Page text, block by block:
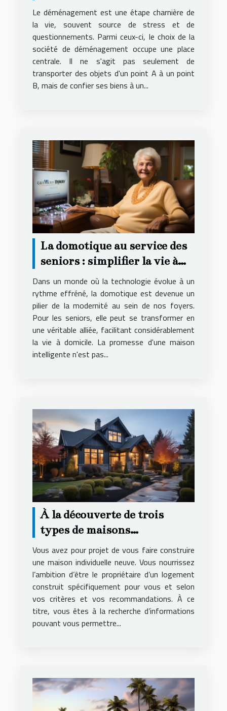
déménagement pour un
service local fiable et
économique
Le déménagement est une étape charnière de
la vie, souvent source de stress et de
questionnements. Parmi ceux-ci, le choix de la
société de déménagement occupe une place
centrale. Il ne s'agit pas seulement de
transporter des objets d'un point A à un point
B, mais de confier ses biens à un...
La domotique au service des
seniors : simplifier la vie à
domicile
Dans un monde où la technologie évolue à un
rythme effréné, la domotique est devenue un
pilier de la modernité au sein de nos foyers.
Pour les seniors, elle peut se transformer en
une véritable alliée, facilitant considérablement
la vie à domicile. La promesse d'une maison
intelligente n'est pas...
À la découverte de trois
types de maisons
individuelles
Vous avez pour projet de vous faire construire
une maison individuelle neuve. Vous nourrissez
l’ambition d’être le propriétaire d’un logement
construit spécifiquement pour vous et selon
vos critères et vos recommandations. À ce
titre, vous êtes à la recherche d’informations
pouvant vous permettre...